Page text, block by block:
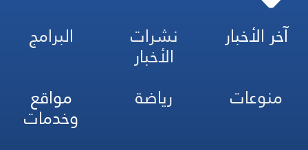
آخر الأخبار نشرات
الأخبار
البرامج
منوعات
رياضة مواقع
وخدمات